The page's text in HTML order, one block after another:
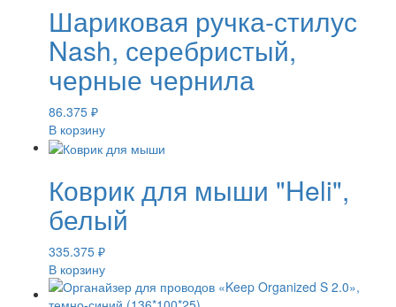
Шариковая ручка-стилус
Nash, серебристый,
черные чернила
86.375 ₽
В корзину
Коврик для мыши "Heli",
белый
335.375 ₽
В корзину